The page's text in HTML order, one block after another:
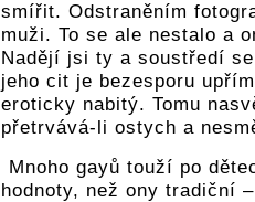
smířit. Odstraněním
muži. To se ale nestalo a
Nadějí jsi ty a soustředí
jeho cit je bezesporu
eroticky nabitý. Tomu
přetrvává-li ostych a
Mnoho gayů touží po
hodnoty, než ony tradiční